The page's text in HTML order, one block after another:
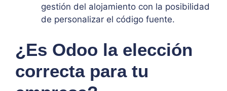
gestión del alojamiento con la posibilidad
de personalizar el código fuente.
¿Es Odoo la elección
correcta para tu